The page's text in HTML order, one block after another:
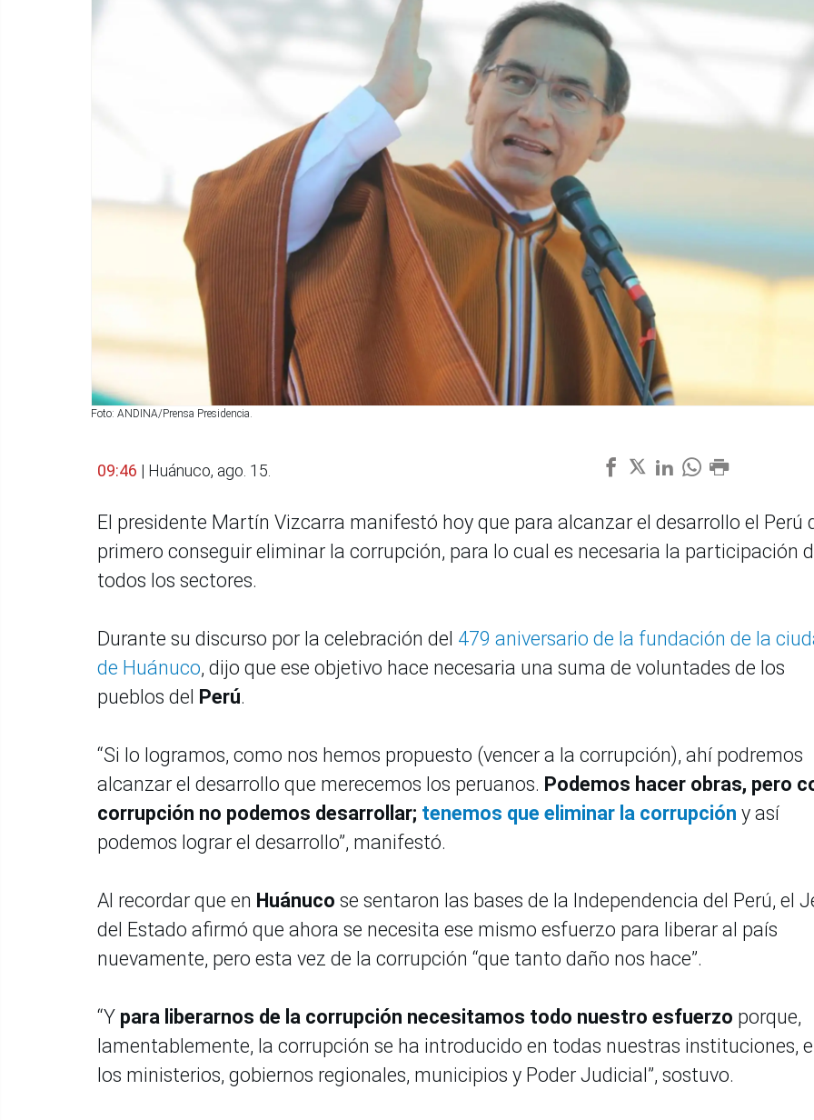
Foto: ANDINA/Prensa Presidencia.
09:46 | Huánuco, ago. 15.
El presidente Martín Vizcarra manifestó hoy que para alcanzar el desarrollo el Perú
primero conseguir eliminar la corrupción, para lo cual es necesaria la participación
todos los sectores.
Durante su discurso por la celebración del 479 aniversario de la fundación de la
de Huánuco, dijo que ese objetivo hace necesaria una suma de voluntades de los
pueblos del Perú.
“Si lo logramos, como nos hemos propuesto (vencer a la corrupción), ahí podremos
alcanzar el desarrollo que merecemos los peruanos. Podemos hacer obras, pero
corrupción no podemos desarrollar; tenemos que eliminar la corrupción y así
podemos lograr el desarrollo”, manifestó.
Al recordar que en Huánuco se sentaron las bases de la Independencia del Perú, el
del Estado afirmó que ahora se necesita ese mismo esfuerzo para liberar al país
nuevamente, pero esta vez de la corrupción “que tanto daño nos hace”.
“Y para liberarnos de la corrupción necesitamos todo nuestro esfuerzo porque,
lamentablemente, la corrupción se ha introducido en todas nuestras instituciones,
los ministerios, gobiernos regionales, municipios y Poder Judicial”, sostuvo.